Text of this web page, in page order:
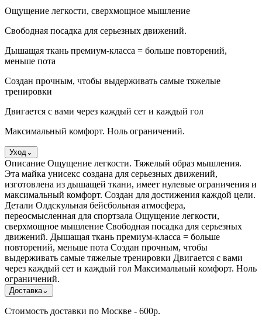
Ощущение легкости, сверхмощное мышление
Свободная посадка для серьезных движений.
Дышащая ткань премиум-класса = больше повторений,
меньше пота
Создан прочным, чтобы выдерживать самые тяжелые
тренировки
Двигается с вами через каждый сет и каждый гол
Максимальный комфорт. Ноль ограничений.
Уход ⌄
Описание Ощущение легкости. Тяжелый образ мышления.
Эта майка унисекс создана для серьезных движений,
изготовлена ​​из дышащей ткани, имеет нулевые ограничения и
максимальный комфорт. Создан для достижения каждой цели.
Детали Олдскульная бейсбольная атмосфера,
переосмысленная для спортзала Ощущение легкости,
сверхмощное мышление Свободная посадка для серьезных
движений. Дышащая ткань премиум-класса = больше
повторений, меньше пота Создан прочным, чтобы
выдерживать самые тяжелые тренировки Двигается с вами
через каждый сет и каждый гол Максимальный комфорт. Ноль
ограничений.
Доставка⌄
Стоимость доставки по Москве - 600р.